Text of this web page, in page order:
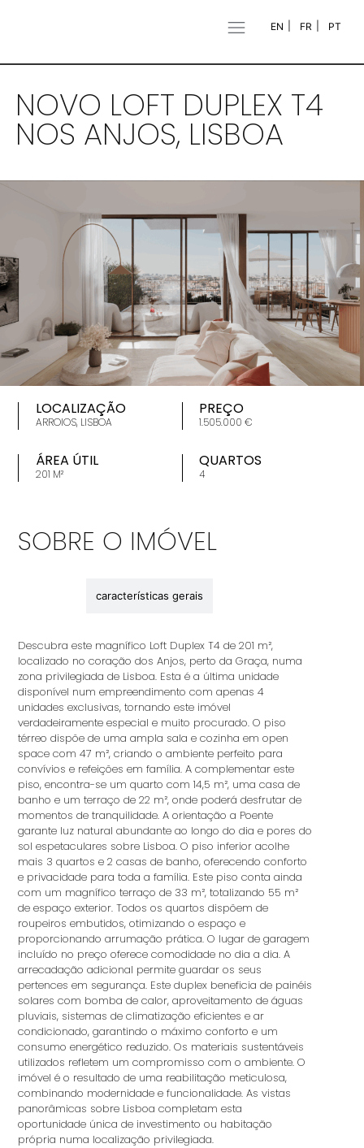
EN FR PT
NOVO LOFT DUPLEX T4
NOS ANJOS, LISBOA
LOCALIZAÇÃO
ARROIOS, LISBOA
PREÇO
1.505.000 €
ÁREA ÚTIL
201 M²
QUARTOS
4
SOBRE O IMÓVEL
características gerais
Descubra este magnífico Loft Duplex T4 de 201 m²,
localizado no coração dos Anjos, perto da Graça, numa
zona privilegiada de Lisboa. Esta é a última unidade
disponível num empreendimento com apenas 4
unidades exclusivas, tornando este imóvel
verdadeiramente especial e muito procurado. O piso
térreo dispõe de uma ampla sala e cozinha em open
space com 47 m², criando o ambiente perfeito para
convívios e refeições em família. A complementar este
piso, encontra-se um quarto com 14,5 m², uma casa de
banho e um terraço de 22 m², onde poderá desfrutar de
momentos de tranquilidade. A orientação a Poente
garante luz natural abundante ao longo do dia e pores do
sol espetaculares sobre Lisboa. O piso inferior acolhe
mais 3 quartos e 2 casas de banho, oferecendo conforto
e privacidade para toda a família. Este piso conta ainda
com um magnífico terraço de 33 m², totalizando 55 m²
de espaço exterior. Todos os quartos dispõem de
roupeiros embutidos, otimizando o espaço e
proporcionando arrumação prática. O lugar de garagem
incluído no preço oferece comodidade no dia a dia. A
arrecadação adicional permite guardar os seus
pertences em segurança. Este duplex beneficia de painéis
solares com bomba de calor, aproveitamento de águas
pluviais, sistemas de climatização eficientes e ar
condicionado, garantindo o máximo conforto e um
consumo energético reduzido. Os materiais sustentáveis
utilizados refletem um compromisso com o ambiente. O
imóvel é o resultado de uma reabilitação meticulosa,
combinando modernidade e funcionalidade. As vistas
panorâmicas sobre Lisboa completam esta
oportunidade única de investimento ou habitação
própria numa localização privilegiada.